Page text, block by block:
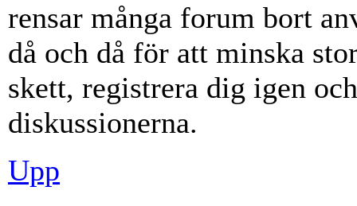
rensar många forum bort
då och då för att minska
skett, registrera dig igen
diskussionerna.
Upp